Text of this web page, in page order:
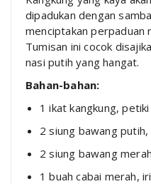
dipadukan dengan
menciptakan perpaduan
Tumisan ini cocok
nasi putih yang hangat.
Bahan-bahan:
1 ikat kangkung,
2 siung bawang
2 siung bawang
1 buah cabai merah,